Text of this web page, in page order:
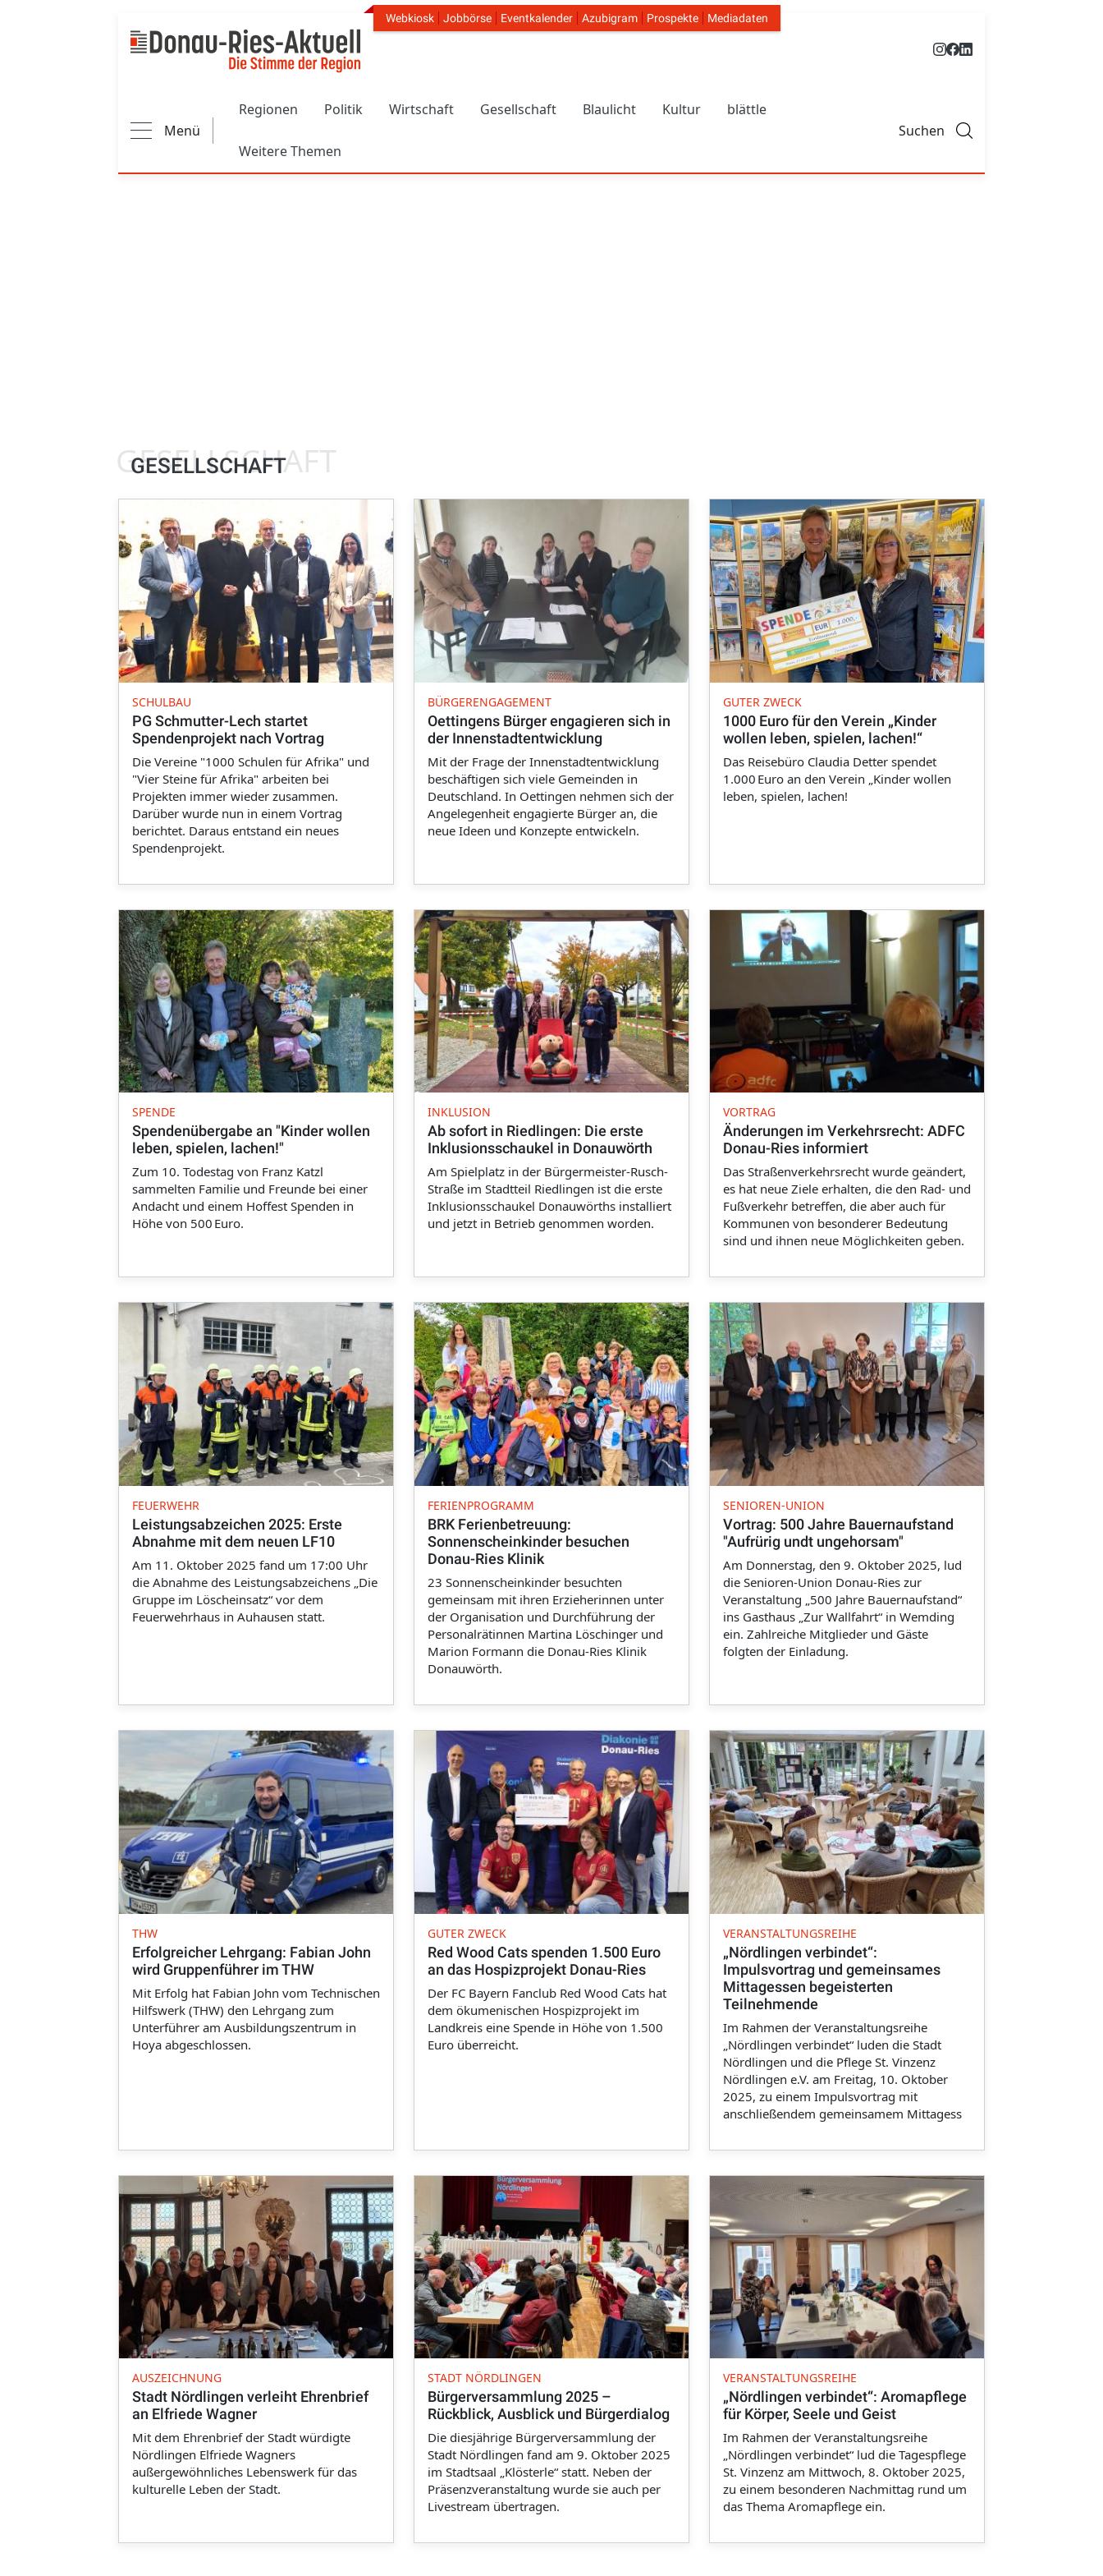
Header Navigation
Webkiosk Jobbörse Eventkalender Azubigram Prospekte Mediadaten
Menü
Regionen Politik Wirtschaft Gesellschaft Blaulicht Kultur blättle
Weitere Themen
Suchen
GESELLSCHAFT
GESELLSCHAFT
SCHULBAU
PG Schmutter-Lech startet
Spendenprojekt nach Vortrag
Die Vereine "1000 Schulen für Afrika" und
"Vier Steine für Afrika" arbeiten bei
Projekten immer wieder zusammen.
Darüber wurde nun in einem Vortrag
berichtet. Daraus entstand ein neues
Spendenprojekt.
BÜRGERENGAGEMENT
Oettingens Bürger engagieren sich in
der Innenstadtentwicklung
Mit der Frage der Innenstadtentwicklung
beschäftigen sich viele Gemeinden in
Deutschland. In Oettingen nehmen sich der
Angelegenheit engagierte Bürger an, die
neue Ideen und Konzepte entwickeln.
GUTER ZWECK
1000 Euro für den Verein „Kinder
wollen leben, spielen, lachen!“
Das Reisebüro Claudia Detter spendet
1.000 Euro an den Verein „Kinder wollen
leben, spielen, lachen!
SPENDE
Spendenübergabe an "Kinder wollen
leben, spielen, lachen!"
Zum 10. Todestag von Franz Katzl
sammelten Familie und Freunde bei einer
Andacht und einem Hoffest Spenden in
Höhe von 500 Euro.
INKLUSION
Ab sofort in Riedlingen: Die erste
Inklusionsschaukel in Donauwörth
Am Spielplatz in der Bürgermeister-Rusch-
Straße im Stadtteil Riedlingen ist die erste
Inklusionsschaukel Donauwörths installiert
und jetzt in Betrieb genommen worden.
VORTRAG
Änderungen im Verkehrsrecht: ADFC
Donau-Ries informiert
Das Straßenverkehrsrecht wurde geändert,
es hat neue Ziele erhalten, die den Rad- und
Fußverkehr betreffen, die aber auch für
Kommunen von besonderer Bedeutung
sind und ihnen neue Möglichkeiten geben.
FEUERWEHR
Leistungsabzeichen 2025: Erste
Abnahme mit dem neuen LF10
Am 11. Oktober 2025 fand um 17:00 Uhr
die Abnahme des Leistungsabzeichens „Die
Gruppe im Löscheinsatz“ vor dem
Feuerwehrhaus in Auhausen statt.
FERIENPROGRAMM
BRK Ferienbetreuung:
Sonnenscheinkinder besuchen
Donau-Ries Klinik
23 Sonnenscheinkinder besuchten
gemeinsam mit ihren Erzieherinnen unter
der Organisation und Durchführung der
Personalrätinnen Martina Löschinger und
Marion Formann die Donau-Ries Klinik
Donauwörth.
SENIOREN-UNION
Vortrag: 500 Jahre Bauernaufstand
"Aufrürig undt ungehorsam"
Am Donnerstag, den 9. Oktober 2025, lud
die Senioren-Union Donau-Ries zur
Veranstaltung „500 Jahre Bauernaufstand“
ins Gasthaus „Zur Wallfahrt“ in Wemding
ein. Zahlreiche Mitglieder und Gäste
folgten der Einladung.
THW
Erfolgreicher Lehrgang: Fabian John
wird Gruppenführer im THW
Mit Erfolg hat Fabian John vom Technischen
Hilfswerk (THW) den Lehrgang zum
Unterführer am Ausbildungszentrum in
Hoya abgeschlossen.
GUTER ZWECK
Red Wood Cats spenden 1.500 Euro
an das Hospizprojekt Donau-Ries
Der FC Bayern Fanclub Red Wood Cats hat
dem ökumenischen Hospizprojekt im
Landkreis eine Spende in Höhe von 1.500
Euro überreicht.
VERANSTALTUNGSREIHE
„Nördlingen verbindet“:
Impulsvortrag und gemeinsames
Mittagessen begeisterten
Teilnehmende
Im Rahmen der Veranstaltungsreihe
„Nördlingen verbindet“ luden die Stadt
Nördlingen und die Pflege St. Vinzenz
Nördlingen e.V. am Freitag, 10. Oktober
2025, zu einem Impulsvortrag mit
anschließendem gemeinsamem Mittagess
AUSZEICHNUNG
Stadt Nördlingen verleiht Ehrenbrief
an Elfriede Wagner
Mit dem Ehrenbrief der Stadt würdigte
Nördlingen Elfriede Wagners
außergewöhnliches Lebenswerk für das
kulturelle Leben der Stadt.
STADT NÖRDLINGEN
Bürgerversammlung 2025 –
Rückblick, Ausblick und Bürgerdialog
Die diesjährige Bürgerversammlung der
Stadt Nördlingen fand am 9. Oktober 2025
im Stadtsaal „Klösterle“ statt. Neben der
Präsenzveranstaltung wurde sie auch per
Livestream übertragen.
VERANSTALTUNGSREIHE
„Nördlingen verbindet“: Aromapflege
für Körper, Seele und Geist
Im Rahmen der Veranstaltungsreihe
„Nördlingen verbindet“ lud die Tagespflege
St. Vinzenz am Mittwoch, 8. Oktober 2025,
zu einem besonderen Nachmittag rund um
das Thema Aromapflege ein.